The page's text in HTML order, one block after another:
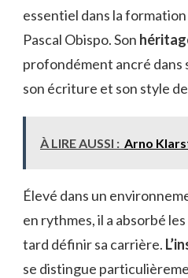
essentiel dans la
Pascal Obispo. Son
profondément ancré dans
son écriture et son style
À LIRE AUSSI : Arno
Élevé dans un
en rythmes, il a absorbé
tard définir sa carrière.
se distingue